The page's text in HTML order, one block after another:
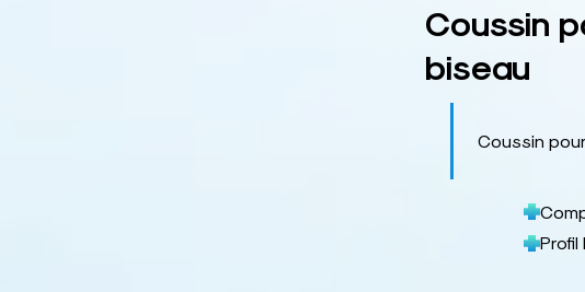
Coussin
biseau
Coussin